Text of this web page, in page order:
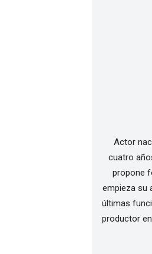
Actor
cuatro
propone
empieza su
últimas
productor